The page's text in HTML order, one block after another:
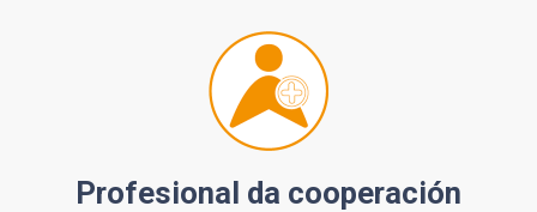
Profesional da cooperación